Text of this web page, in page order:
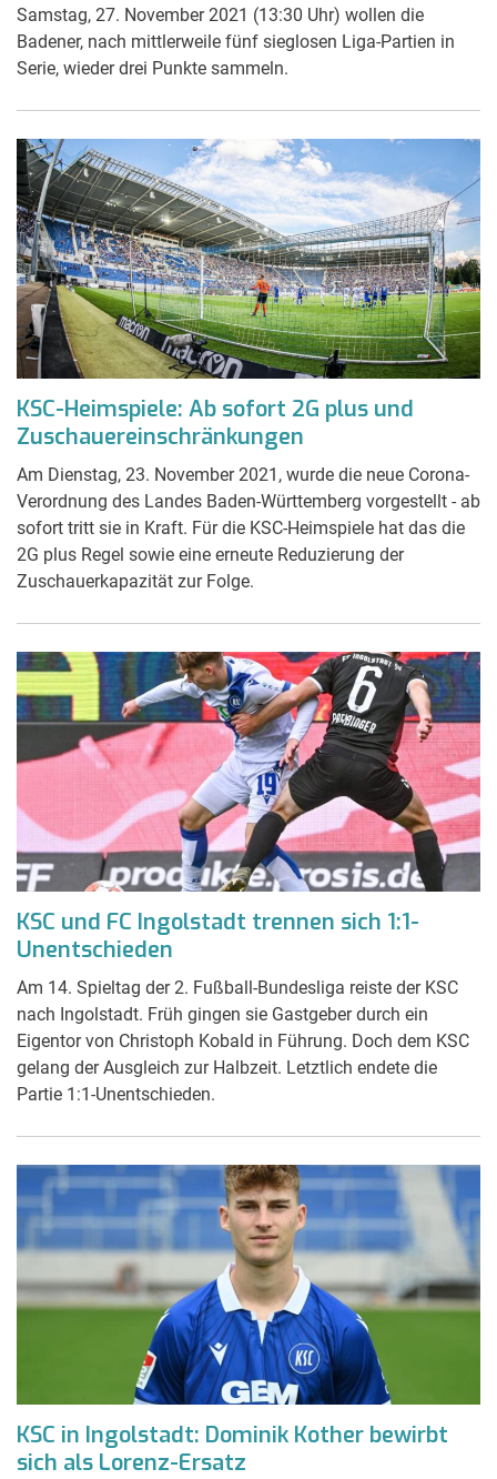
Samstag, 27. November 2021 (13:30 Uhr) wollen die
Badener, nach mittlerweile fünf sieglosen Liga-Partien in
Serie, wieder drei Punkte sammeln.
KSC-Heimspiele: Ab sofort 2G plus und
Zuschauereinschränkungen
Am Dienstag, 23. November 2021, wurde die neue Corona-
Verordnung des Landes Baden-Württemberg vorgestellt - ab
sofort tritt sie in Kraft. Für die KSC-Heimspiele hat das die
2G plus Regel sowie eine erneute Reduzierung der
Zuschauerkapazität zur Folge.
KSC und FC Ingolstadt trennen sich 1:1-
Unentschieden
Am 14. Spieltag der 2. Fußball-Bundesliga reiste der KSC
nach Ingolstadt. Früh gingen sie Gastgeber durch ein
Eigentor von Christoph Kobald in Führung. Doch dem KSC
gelang der Ausgleich zur Halbzeit. Letztlich endete die
Partie 1:1-Unentschieden.
KSC in Ingolstadt: Dominik Kother bewirbt
sich als Lorenz-Ersatz